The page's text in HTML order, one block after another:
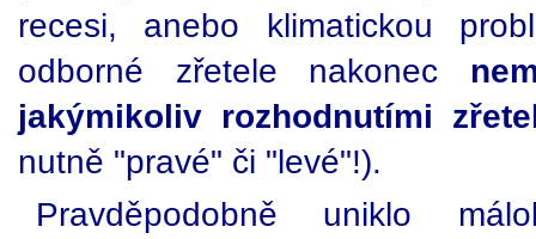
recesi, anebo klimatickou
odborné zřetele nakonec
jakýmikoliv rozhodnutími
nutně "pravé" či "levé"!).
Pravděpodobně uniklo